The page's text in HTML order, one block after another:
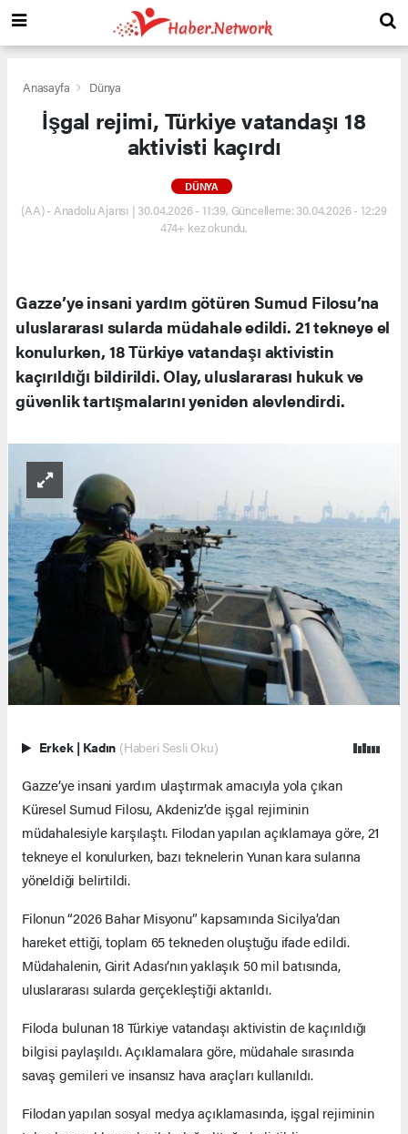
Anasayfa Dünya
İşgal rejimi, Türkiye vatandaşı 18
aktivisti kaçırdı
DÜNYA
(AA) - Anadolu Ajansı | 30.04.2026 - 11:39, Güncelleme: 30.04.2026 - 12:29
474+ kez okundu.
Gazze’ye insani yardım götüren Sumud Filosu’na
uluslararası sularda müdahale edildi. 21 tekneye el
konulurken, 18 Türkiye vatandaşı aktivistin
kaçırıldığı bildirildi. Olay, uluslararası hukuk ve
güvenlik tartışmalarını yeniden alevlendirdi.
Erkek | Kadın (Haberi Sesli Oku)
Gazze’ye insani yardım ulaştırmak amacıyla yola çıkan
Küresel Sumud Filosu, Akdeniz’de işgal rejiminin
müdahalesiyle karşılaştı. Filodan yapılan açıklamaya göre, 21
tekneye el konulurken, bazı teknelerin Yunan kara sularına
yöneldiği belirtildi.
Filonun “2026 Bahar Misyonu” kapsamında Sicilya’dan
hareket ettiği, toplam 65 tekneden oluştuğu ifade edildi.
Müdahalenin, Girit Adası’nın yaklaşık 50 mil batısında,
uluslararası sularda gerçekleştiği aktarıldı.
Filoda bulunan 18 Türkiye vatandaşı aktivistin de kaçırıldığı
bilgisi paylaşıldı. Açıklamalara göre, müdahale sırasında
savaş gemileri ve insansız hava araçları kullanıldı.
Filodan yapılan sosyal medya açıklamasında, işgal rejiminin